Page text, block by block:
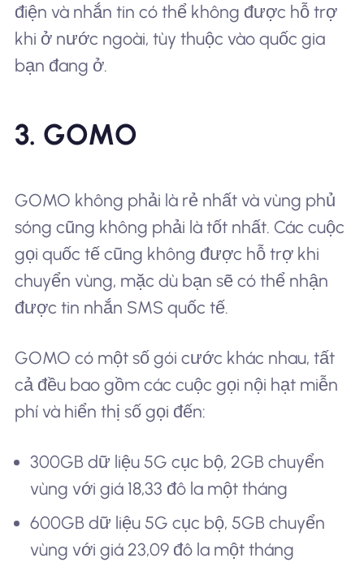
điện và nhắn tin có thể không được hỗ trợ
khi ở nước ngoài, tùy thuộc vào quốc gia
bạn đang ở.
3. GOMO
GOMO không phải là rẻ nhất và vùng phủ
sóng cũng không phải là tốt nhất. Các cuộc
gọi quốc tế cũng không được hỗ trợ khi
chuyển vùng, mặc dù bạn sẽ có thể nhận
được tin nhắn SMS quốc tế.
GOMO có một số gói cước khác nhau, tất
cả đều bao gồm các cuộc gọi nội hạt miễn
phí và hiển thị số gọi đến:
300GB dữ liệu 5G cục bộ, 2GB chuyển
vùng với giá 18,33 đô la một tháng
600GB dữ liệu 5G cục bộ, 5GB chuyển
vùng với giá 23,09 đô la một tháng